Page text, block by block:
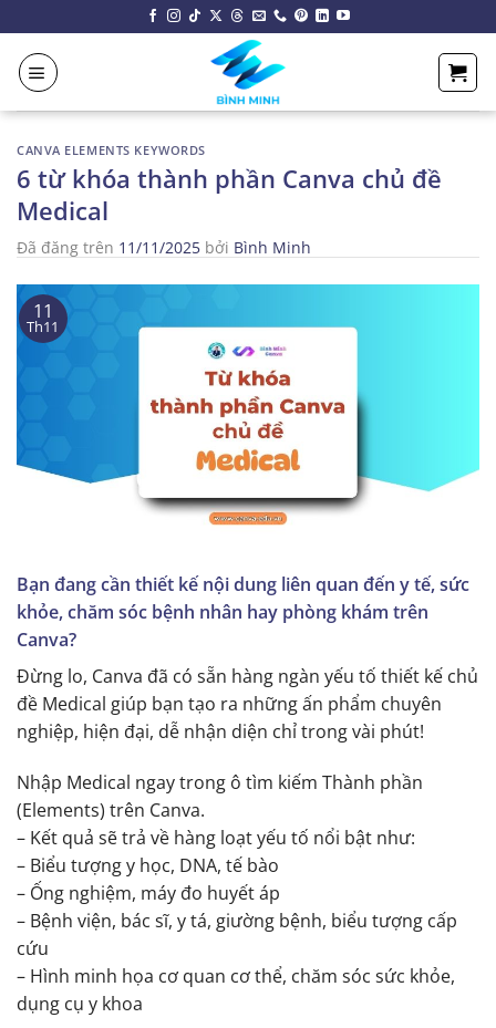
đến
nội
dung
CANVA ELEMENTS KEYWORDS
6 từ khóa thành phần Canva chủ đề
Medical
Đã đăng trên 11/11/2025 bởi Bình Minh
11
Th11
Bạn đang cần thiết kế nội dung liên quan đến y tế, sức
khỏe, chăm sóc bệnh nhân hay phòng khám trên
Canva?
Đừng lo, Canva đã có sẵn hàng ngàn yếu tố thiết kế chủ
đề Medical giúp bạn tạo ra những ấn phẩm chuyên
nghiệp, hiện đại, dễ nhận diện chỉ trong vài phút!
Nhập Medical ngay trong ô tìm kiếm Thành phần
(Elements) trên Canva.
– Kết quả sẽ trả về hàng loạt yếu tố nổi bật như:
– Biểu tượng y học, DNA, tế bào
– Ống nghiệm, máy đo huyết áp
– Bệnh viện, bác sĩ, y tá, giường bệnh, biểu tượng cấp
cứu
– Hình minh họa cơ quan cơ thể, chăm sóc sức khỏe,
dụng cụ y khoa